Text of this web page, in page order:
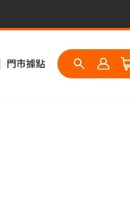
門市據點